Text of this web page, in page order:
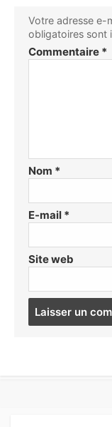
Votre adresse e-
obligatoires sont
Commentaire *
Nom *
E-mail *
Site web